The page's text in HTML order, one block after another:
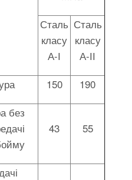
Сталь
класу
А-І
Сталь
класу
А-ІІ
150
190
без
43 55